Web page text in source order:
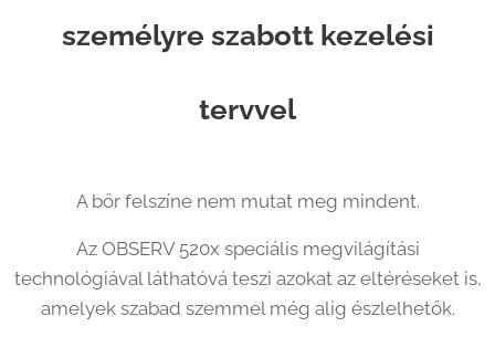
személyre szabott kezelési
tervvel
A bőr felszíne nem mutat meg mindent.
Az OBSERV 520x speciális megvilágítási
technológiával láthatóvá teszi azokat az eltéréseket is,
amelyek szabad szemmel még alig észlelhetők.